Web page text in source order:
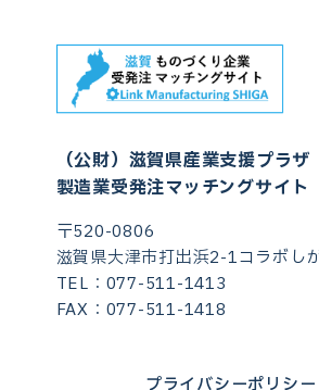
（公財）滋賀県産業支援プラ
製造業受発注マッチングサイト
〒520-0806
滋賀県大津市打出浜2-1コラボし
TEL： 077-511-1413
FAX：077-511-1418